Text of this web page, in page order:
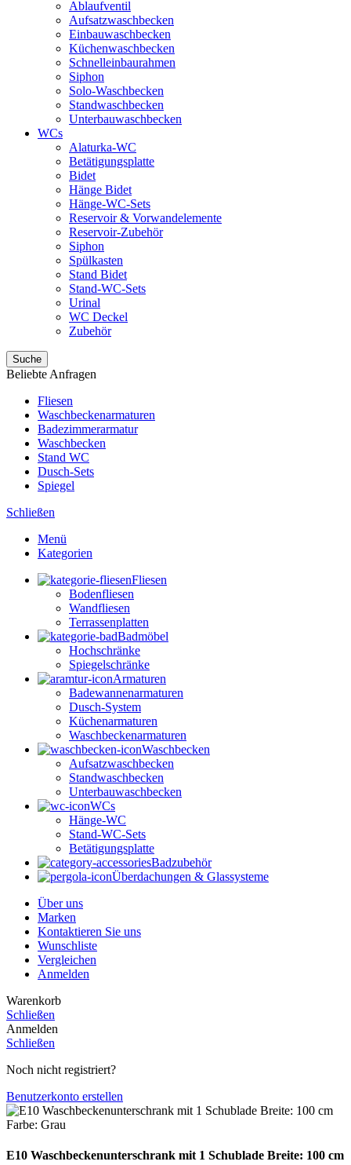
Ablaufventil
Aufsatzwaschbecken
Einbauwaschbecken
Küchenwaschbecken
Schnelleinbaurahmen
Siphon
Solo-Waschbecken
Standwaschbecken
Unterbauwaschbecken
WCs
Alaturka-WC
Betätigungsplatte
Bidet
Hänge Bidet
Hänge-WC-Sets
Reservoir & Vorwandelemente
Reservoir-Zubehör
Siphon
Spülkasten
Stand Bidet
Stand-WC-Sets
Urinal
WC Deckel
Zubehör
Suche
Beliebte Anfragen
Fliesen
Waschbeckenarmaturen
Badezimmerarmatur
Waschbecken
Stand WC
Dusch-Sets
Spiegel
Schließen
Menü
Kategorien
Fliesen
Bodenfliesen
Wandfliesen
Terrassenplatten
Badmöbel
Hochschränke
Spiegelschränke
Armaturen
Badewannenarmaturen
Dusch-System
Küchenarmaturen
Waschbeckenarmaturen
Waschbecken
Aufsatzwaschbecken
Standwaschbecken
Unterbauwaschbecken
WCs
Hänge-WC
Stand-WC-Sets
Betätigungsplatte
Badzubehör
Überdachungen & Glassysteme
Über uns
Marken
Kontaktieren Sie uns
Wunschliste
Vergleichen
Anmelden
Warenkorb
Schließen
Anmelden
Schließen
Noch nicht registriert?
Benutzerkonto erstellen
E10 Waschbeckenunterschrank mit 1 Schublade Breite: 100 cm